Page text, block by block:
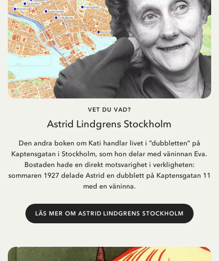
VET DU VAD?
Astrid Lindgrens Stockholm
Den andra boken om Kati handlar livet i ”dubbletten” på
Kaptensgatan i Stockholm, som hon delar med väninnan Eva.
Bostaden hade en direkt motsvarighet i verkligheten:
sommaren 1927 delade Astrid en dubblett på Kaptensgatan 11
med en väninna.
LÄS MER OM ASTRID LINDGRENS STOCKHOLM